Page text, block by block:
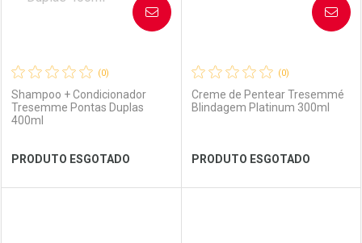
Ver Desconto Convênio Ver Desconto Convênio
(0)
Shampoo + Condicionador
Tresemme Pontas Duplas
400ml
PRODUTO ESGOTADO
AVISE-ME
(0)
Creme de Pentear Tresemmé
Blindagem Platinum 300ml
PRODUTO ESGOTADO
AVISE-ME